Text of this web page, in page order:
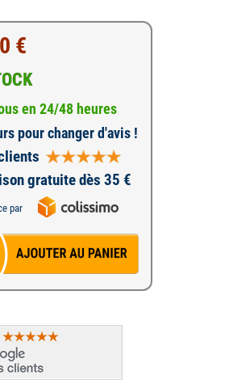
€
en 24/48 heures
pour changer d'avis !
gratuite dès 35 €
par